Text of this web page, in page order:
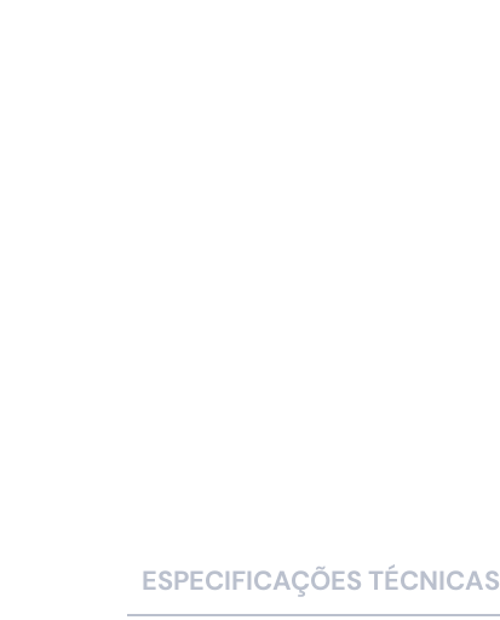
ESPECIFICAÇÕES TÉCNICAS